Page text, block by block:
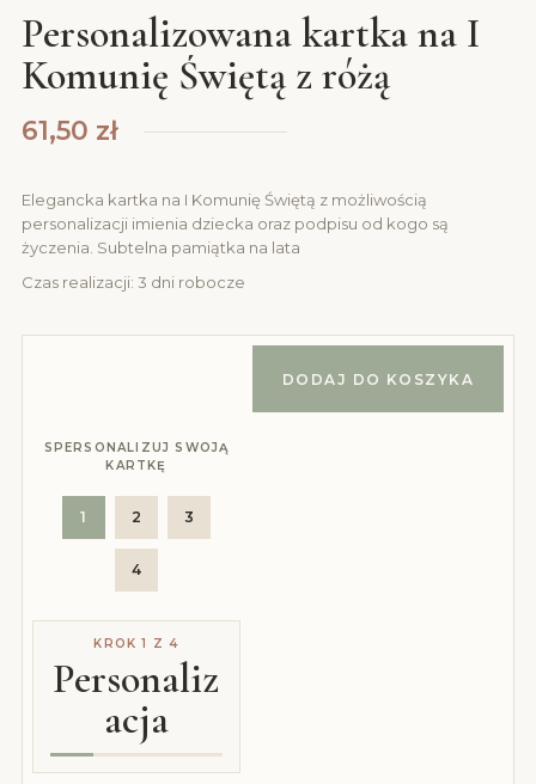
Personalizowana kartka na I
Komunię Świętą z różą
61,50 zł
Elegancka kartka na I Komunię Świętą z możliwością
personalizacji imienia dziecka oraz podpisu od kogo są
życzenia. Subtelna pamiątka na lata
Czas realizacji: 3 dni robocze
SPERSONALIZUJ SWOJĄ
KARTKĘ
1 2 3
4
KROK 1 Z 4
Personaliz
acja
DODAJ DO KOSZYKA